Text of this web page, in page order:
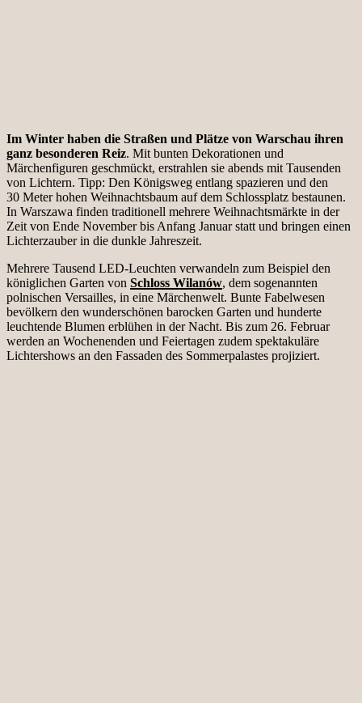
Im Winter haben die Straßen und Plätze von Warschau ihren
ganz besonderen Reiz. Mit bunten Dekorationen und
Märchenfiguren geschmückt, erstrahlen sie abends mit Tausenden
von Lichtern. Tipp: Den Königsweg entlang spazieren und den
30 Meter hohen Weihnachtsbaum auf dem Schlossplatz bestaunen.
In Warszawa finden traditionell mehrere Weihnachtsmärkte in der
Zeit von Ende November bis Anfang Januar statt und bringen einen
Lichterzauber in die dunkle Jahreszeit.
Mehrere Tausend LED-Leuchten verwandeln zum Beispiel den
königlichen Garten von Schloss Wilanów, dem sogenannten
polnischen Versailles, in eine Märchenwelt. Bunte Fabelwesen
bevölkern den wunderschönen barocken Garten und hunderte
leuchtende Blumen erblühen in der Nacht. Bis zum 26. Februar
werden an Wochenenden und Feiertagen zudem spektakuläre
Lichtershows an den Fassaden des Sommerpalastes projiziert.